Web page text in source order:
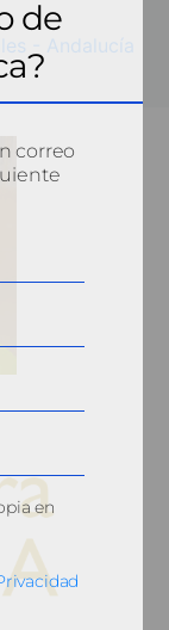
- Andalucía
de
correo
en